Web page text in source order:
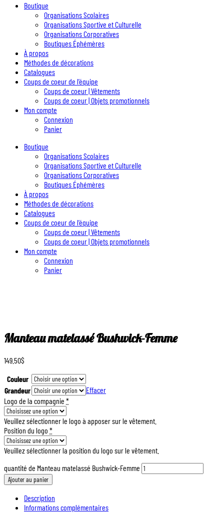
Boutique
Organisations Scolaires
Organisations Sportive et Culturelle
Organisations Corporatives
Boutiques Éphémères
À propos
Méthodes de décorations
Catalogues
Coups de coeur de l’équipe
Coups de coeur | Vêtements
Coups de coeur | Objets promotionnels
Mon compte
Connexion
Panier
Boutique
Organisations Scolaires
Organisations Sportive et Culturelle
Organisations Corporatives
Boutiques Éphémères
À propos
Méthodes de décorations
Catalogues
Coups de coeur de l’équipe
Coups de coeur | Vêtements
Coups de coeur | Objets promotionnels
Mon compte
Connexion
Panier
Manteau matelassé Bushwick-Femme
149.50$
Couleur
Grandeur
Effacer
Logo de la compagnie *
Veuillez sélectionner le logo à apposer sur le vêtement.
Position du logo *
Veuillez sélectionner la position du logo sur le vêtement.
quantité de Manteau matelassé Bushwick-Femme
Ajouter au panier
Description
Informations complémentaires